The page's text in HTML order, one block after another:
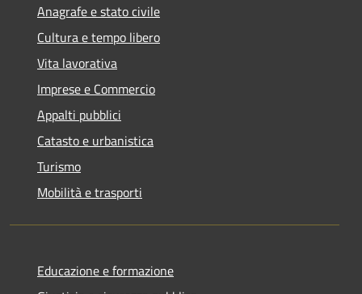
Anagrafe e stato civile
Cultura e tempo libero
Vita lavorativa
Imprese e Commercio
Appalti pubblici
Catasto e urbanistica
Turismo
Mobilità e trasporti
Educazione e formazione